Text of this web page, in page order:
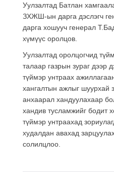
Уулзалтад Батлан
ЗХЖШ-ын дарга дэслэгч
дарга хошууч генерал
хүмүүс оролцов.
Уулзалтад оролцогчид
талаар газрын зураг дээр
түймэр унтраах
хангалтын ажлыг шуурхай
анхаарал хандуулахаар
хандив тусламжийг бодит
түймэр унтраахад
худалдан авахад
солилцлоо.